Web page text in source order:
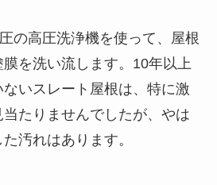
の高圧洗浄機を使って、屋根
を洗い流します。10年以上
いスレート屋根は、特に激
たりませんでしたが、やは
汚れはあります。